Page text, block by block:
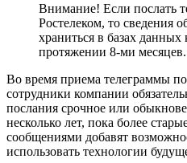
Внимание! Если послать
Ростелеком, то сведения
храниться в базах
протяжении 8-ми месяцев.
Во время приема телеграммы
сотрудники компании
послания срочное или
несколько лет, пока более
сообщениями добавят
использовать технологии